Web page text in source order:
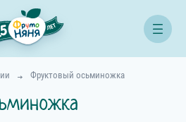
Фруктовый осьминожка